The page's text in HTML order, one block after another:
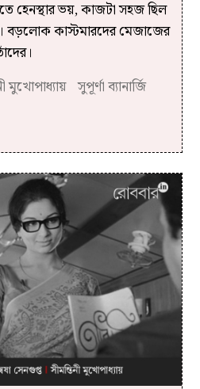
হেনস্থার ভয়, কাজটা সহজ ছিল
বড়লোক কাস্টমারদের মেজাজের
মুখোপাধ্যায় সুপূর্ণা ব্যানার্জি